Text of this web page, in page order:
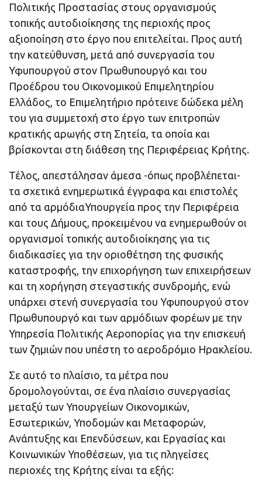
Πολιτικής Προστασίας στους οργανισμούς
τοπικής αυτοδιοίκησης της περιοχής προς
αξιοποίηση στο έργο που επιτελείται. Προς αυτή
την κατεύθυνση, μετά από συνεργασία του
Υφυπουργού στον Πρωθυπουργό και του
Προέδρου του Οικονομικού Επιμελητηρίου
Ελλάδος, το Επιμελητήριο πρότεινε δώδεκα μέλη
του για συμμετοχή στο έργο των επιτροπών
κρατικής αρωγής στη Σητεία, τα οποία και
βρίσκονται στη διάθεση της Περιφέρειας Κρήτης.
Τέλος, απεστάλησαν άμεσα -όπως προβλέπεται-
τα σχετικά ενημερωτικά έγγραφα και επιστολές
από τα αρμόδιαΥπουργεία προς την Περιφέρεια
και τους Δήμους, προκειμένου να ενημερωθούν οι
οργανισμοί τοπικής αυτοδιοίκησης για τις
διαδικασίες για την οριοθέτηση της φυσικής
καταστροφής, την επιχορήγηση των επιχειρήσεων
και τη χορήγηση στεγαστικής συνδρομής, ενώ
υπάρχει στενή συνεργασία του Υφυπουργού στον
Πρωθυπουργό και των αρμόδιων φορέων με την
Υπηρεσία Πολιτικής Αεροπορίας για την επισκευή
των ζημιών που υπέστη το αεροδρόμιο Ηρακλείου.
Σε αυτό το πλαίσιο, τα μέτρα που
δρομολογούνται, σε ένα πλαίσιο συνεργασίας
μεταξύ των Υπουργείων Οικονομικών,
Εσωτερικών, Υποδομών και Μεταφορών,
Ανάπτυξης και Επενδύσεων, και Εργασίας και
Κοινωνικών Υποθέσεων, για τις πληγείσες
περιοχές της Κρήτης είναι τα εξής: